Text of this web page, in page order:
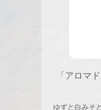
「アロマ
ゆずと白みそ